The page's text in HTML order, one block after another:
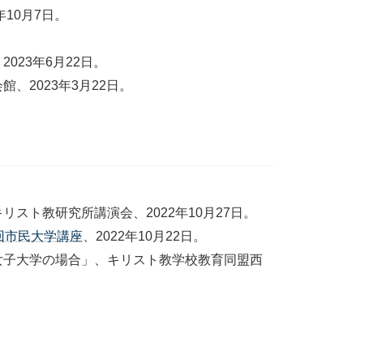
10月7日。
2023年6月22日。
、2023年3月22日。
スト教研究所講演会、2022年10月27日。
市民大学講座 、2022年10月22日。
大学の場合」、キリスト教学校教育同盟西